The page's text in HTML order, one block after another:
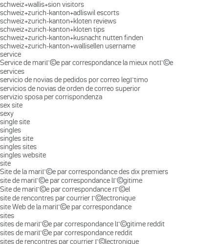
schweiz+wallis+sion visitors
schweiz+zurich-kanton+adliswil escorts
schweiz+zurich-kanton+kloten reviews
schweiz+zurich-kanton+kloten tips
schweiz+zurich-kanton+kusnacht nutten finden
schweiz+zurich-kanton+wallisellen username
service
Service de mariГ©e par correspondance la mieux notГ©e
services
servicio de novias de pedidos por correo legГ­timo
servicios de novias de orden de correo superior
servizio sposa per corrispondenza
sex site
sexy
single site
singles
singles site
singles sites
singles website
site
Site de la mariГ©e par correspondance des dix premiers
site de mariГ©e par correspondance lГ©gitime
Site de mariГ©e par correspondance rГ©el
site de rencontres par courrier Г©lectronique
site Web de la mariГ©e par correspondance
sites
sites de mariГ©e par correspondance lГ©gitime reddit
sites de mariГ©e par correspondance reddit
sites de rencontres par courrier Г©lectronique